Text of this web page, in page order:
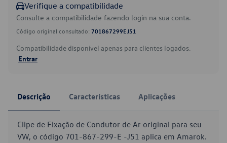
Verifique a compatibilidade
Consulte a compatibilidade fazendo login na sua conta.
Código original consultado: 701867299EJ51
Compatibilidade disponível apenas para clientes logados.
Entrar
Descrição Características Aplicações
Clipe de Fixação de Condutor de Ar original para seu
VW, o código 701-867-299-E -J51 aplica em Amarok.